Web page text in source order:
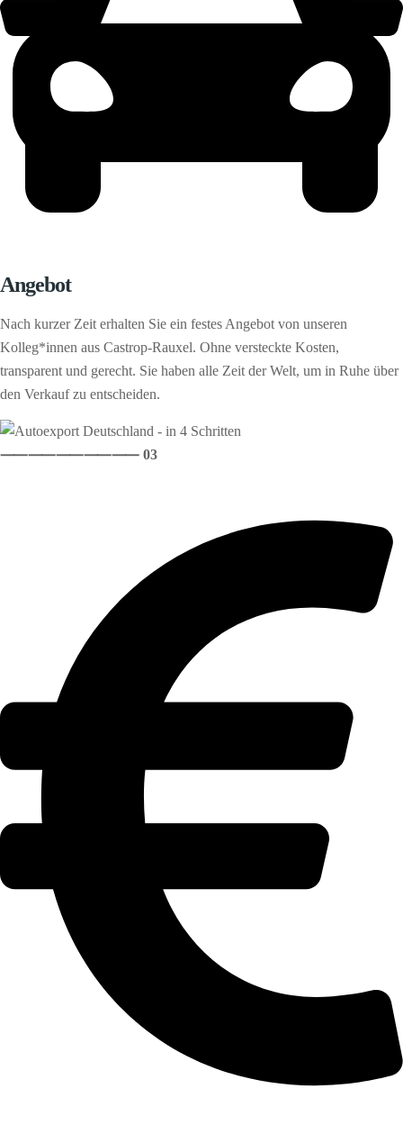
Angebot
Nach kurzer Zeit erhalten Sie ein festes Angebot von unseren
Kolleg*innen aus Castrop-Rauxel. Ohne versteckte Kosten,
transparent und gerecht. Sie haben alle Zeit der Welt, um in Ruhe über
den Verkauf zu entscheiden.
⸺⸺⸺⸺⸺ 03